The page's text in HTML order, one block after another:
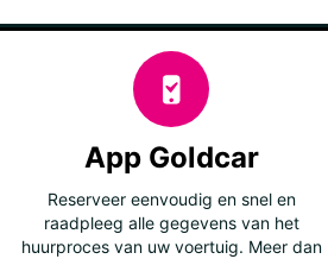
App Goldcar
Reserveer eenvoudig en snel en
raadpleeg alle gegevens van het
huurproces van uw voertuig. Meer dan